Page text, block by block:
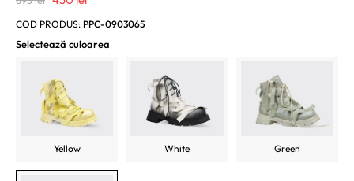
inițial
a
895 lei.
curent
este:
COD PRODUS: PPC-0903065
Selectează culoarea
Yellow White Green